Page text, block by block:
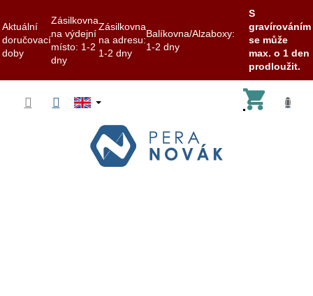
Aktuální
doručovací
doby
Zásilkovna
na výdejní
místo: 1-2
dny
Zásilkovna
na adresu:
1-2 dny
Balíkovna/Alzaboxy:
1-2 dny
S
gravírováním
se může
max. o 1 den
prodloužit.